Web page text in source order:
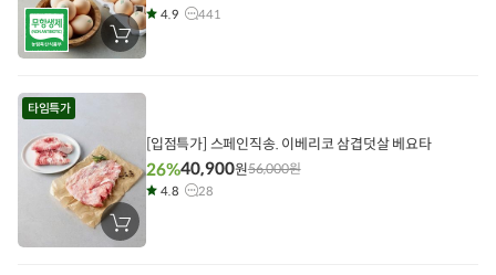
장
바
에
4.9 441
타임특가
장
바
[입점특가] 스페인직송. 이베리코 삼겹덧살 베요타
26%40,900원56,000원
4.8 28